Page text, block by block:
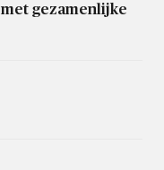
gezamenlijke